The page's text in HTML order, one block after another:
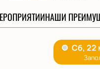
НАШИ